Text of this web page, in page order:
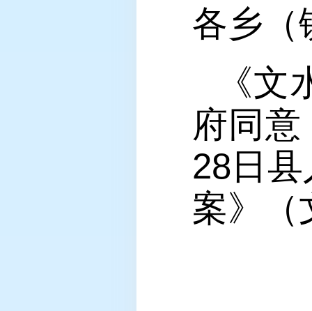
各乡（
《
府同
28日
案》（